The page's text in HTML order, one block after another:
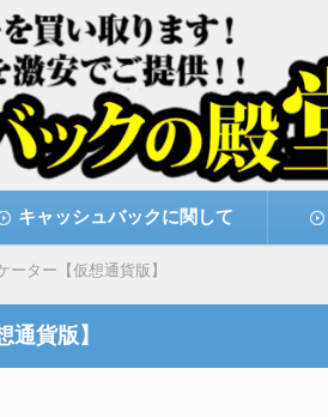
ャッシュバック
激安で購入できます
キャッシュバックに関して
ター【仮想通貨版】
貨版】